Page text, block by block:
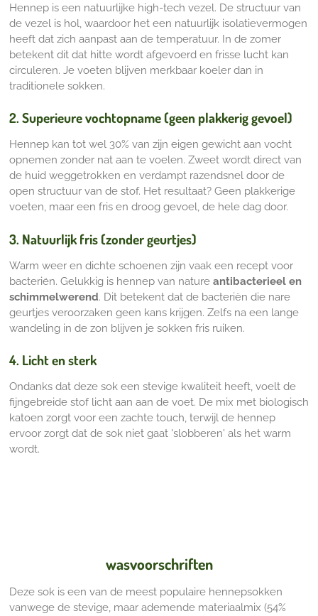
Hennep is een natuurlijke high-tech vezel. De structuur van
de vezel is hol, waardoor het een natuurlijk isolatievermogen
heeft dat zich aanpast aan de temperatuur. In de zomer
betekent dit dat hitte wordt afgevoerd en frisse lucht kan
circuleren. Je voeten blijven merkbaar koeler dan in
traditionele sokken.
2. Superieure vochtopname (geen plakkerig gevoel)
Hennep kan tot wel 30% van zijn eigen gewicht aan vocht
opnemen zonder nat aan te voelen. Zweet wordt direct van
de huid weggetrokken en verdampt razendsnel door de
open structuur van de stof. Het resultaat? Geen plakkerige
voeten, maar een fris en droog gevoel, de hele dag door.
3. Natuurlijk fris (zonder geurtjes)
Warm weer en dichte schoenen zijn vaak een recept voor
bacteriën. Gelukkig is hennep van nature antibacterieel en
schimmelwerend. Dit betekent dat de bacteriën die nare
geurtjes veroorzaken geen kans krijgen. Zelfs na een lange
wandeling in de zon blijven je sokken fris ruiken.
4. Licht en sterk
Ondanks dat deze sok een stevige kwaliteit heeft, voelt de
fijngebreide stof licht aan aan de voet. De mix met biologisch
katoen zorgt voor een zachte touch, terwijl de hennep
ervoor zorgt dat de sok niet gaat 'slobberen' als het warm
wordt.
wasvoorschriften
Deze sok is een van de meest populaire hennepsokken
vanwege de stevige, maar ademende materiaalmix (54%